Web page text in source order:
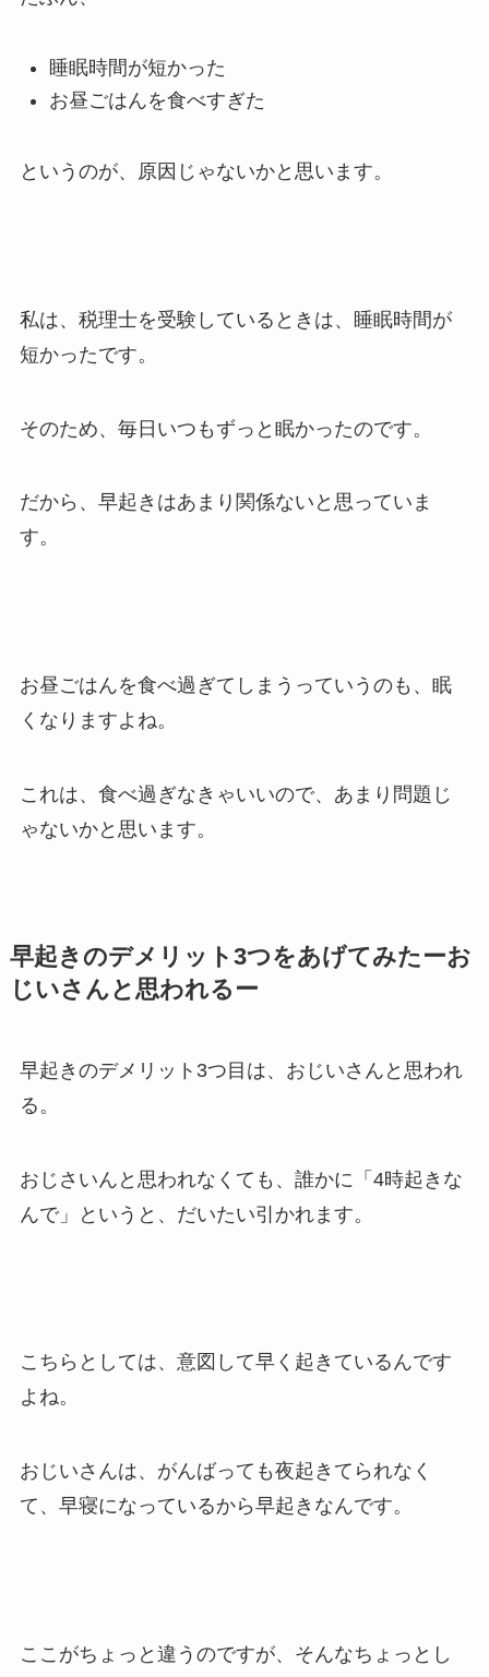
睡眠時間が短かった
お昼ごはんを食べすぎた
というのが、原因じゃないかと思います。
私は、税理士を受験しているときは、睡眠時間が
短かったです。
そのため、毎日いつもずっと眠かったのです。
だから、早起きはあまり関係ないと思っていま
す。
お昼ごはんを食べ過ぎてしまうっていうのも、眠
くなりますよね。
これは、食べ過ぎなきゃいいので、あまり問題じ
ゃないかと思います。
早起きのデメリット3つをあげてみたーお
じいさんと思われるー
早起きのデメリット3つ目は、おじいさんと思われ
る。
おじさいんと思われなくても、誰かに「4時起きな
んで」というと、だいたい引かれます。
こちらとしては、意図して早く起きているんです
よね。
おじいさんは、がんばっても夜起きてられなく
て、早寝になっているから早起きなんです。
ここがちょっと違うのですが、そんなちょっとし